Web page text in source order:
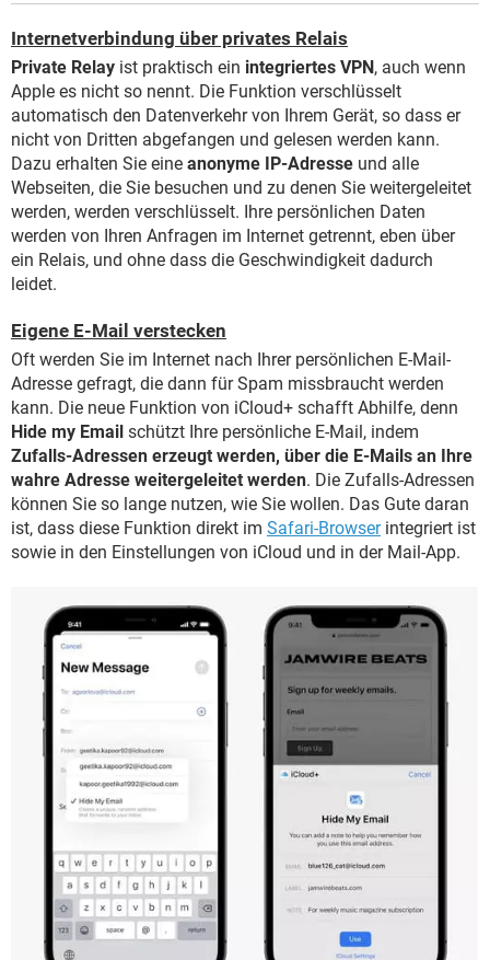
Internetverbindung über privates Relais
Private Relay ist praktisch ein integriertes VPN, auch wenn
Apple es nicht so nennt. Die Funktion verschlüsselt
automatisch den Datenverkehr von Ihrem Gerät, so dass er
nicht von Dritten abgefangen und gelesen werden kann.
Dazu erhalten Sie eine anonyme IP-Adresse und alle
Webseiten, die Sie besuchen und zu denen Sie weitergeleitet
werden, werden verschlüsselt. Ihre persönlichen Daten
werden von Ihren Anfragen im Internet getrennt, eben über
ein Relais, und ohne dass die Geschwindigkeit dadurch
leidet.
Eigene E-Mail verstecken
Oft werden Sie im Internet nach Ihrer persönlichen E-Mail-
Adresse gefragt, die dann für Spam missbraucht werden
kann. Die neue Funktion von iCloud+ schafft Abhilfe, denn
Hide my Email schützt Ihre persönliche E-Mail, indem
Zufalls-Adressen erzeugt werden, über die E-Mails an Ihre
wahre Adresse weitergeleitet werden. Die Zufalls-Adressen
können Sie so lange nutzen, wie Sie wollen. Das Gute daran
ist, dass diese Funktion direkt im Safari-Browserintegriert ist
sowie in den Einstellungen von iCloud und in der Mail-App.